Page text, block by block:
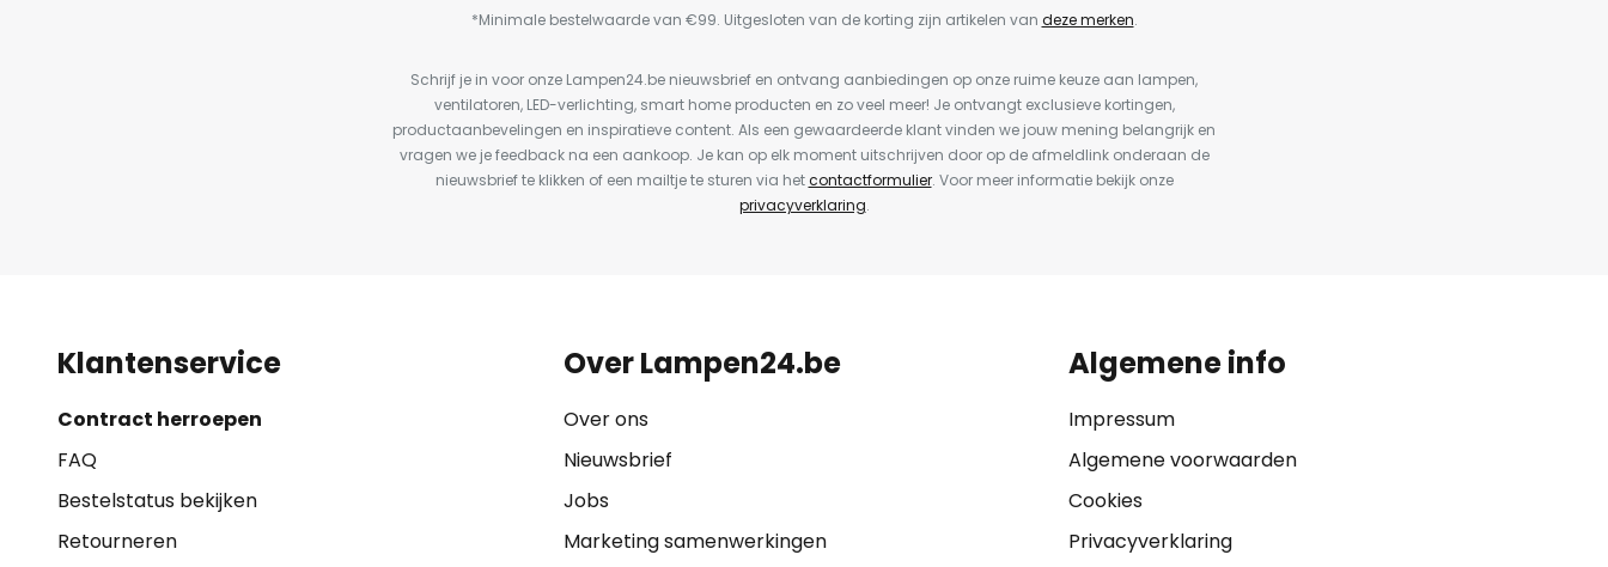
*Minimale bestelwaarde van €99. Uitgesloten van de korting zijn artikelen van deze merken.
Schrijf je in voor onze Lampen24.be nieuwsbrief en ontvang aanbiedingen op onze ruime keuze aan lampen,
ventilatoren, LED-verlichting, smart home producten en zo veel meer! Je ontvangt exclusieve kortingen,
productaanbevelingen en inspiratieve content. Als een gewaardeerde klant vinden we jouw mening belangrijk en
vragen we je feedback na een aankoop. Je kan op elk moment uitschrijven door op de afmeldlink onderaan de
nieuwsbrief te klikken of een mailtje te sturen via hetcontactformulier. Voor meer informatie bekijk onze
privacyverklaring.
Klantenservice
Contract herroepen
FAQ
Bestelstatus bekijken
Retourneren
Over Lampen24.be
Over ons
Nieuwsbrief
Jobs
Marketing samenwerkingen
Algemene info
Impressum
Algemene voorwaarden
Cookies
Privacyverklaring